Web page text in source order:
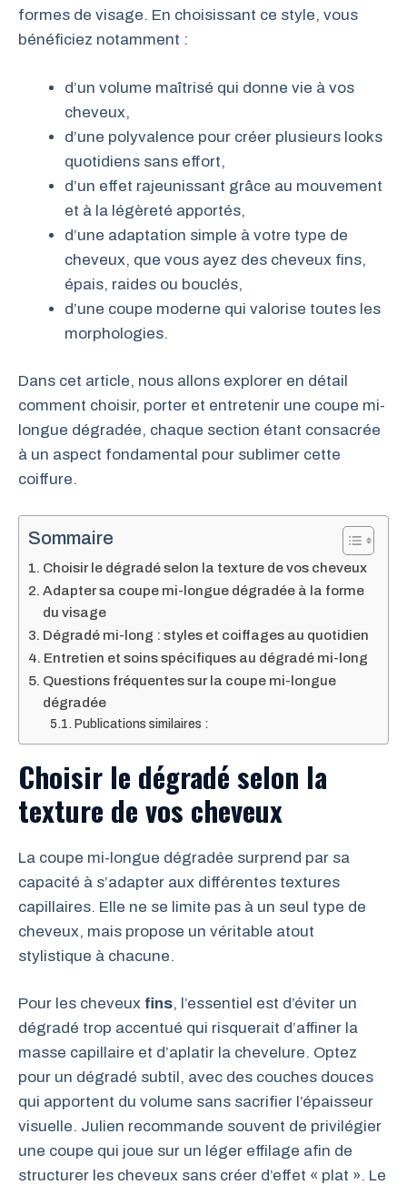
formes de visage. En choisissant ce style, vous
bénéficiez notamment :
d’un volume maîtrisé qui donne vie à vos
cheveux,
d’une polyvalence pour créer plusieurs looks
quotidiens sans effort,
d’un effet rajeunissant grâce au mouvement
et à la légèreté apportés,
d’une adaptation simple à votre type de
cheveux, que vous ayez des cheveux fins,
épais, raides ou bouclés,
d’une coupe moderne qui valorise toutes les
morphologies.
Dans cet article, nous allons explorer en détail
comment choisir, porter et entretenir une coupe mi-
longue dégradée, chaque section étant consacrée
à un aspect fondamental pour sublimer cette
coiffure.
Sommaire
Choisir le dégradé selon la texture de vos cheveux
Adapter sa coupe mi-longue dégradée à la forme
du visage
Dégradé mi-long : styles et coiffages au quotidien
Entretien et soins spécifiques au dégradé mi-long
Questions fréquentes sur la coupe mi-longue
dégradée
Publications similaires :
Choisir le dégradé selon la
texture de vos cheveux
La coupe mi-longue dégradée surprend par sa
capacité à s’adapter aux différentes textures
capillaires. Elle ne se limite pas à un seul type de
cheveux, mais propose un véritable atout
stylistique à chacune.
Pour les cheveux fins, l’essentiel est d’éviter un
dégradé trop accentué qui risquerait d’affiner la
masse capillaire et d’aplatir la chevelure. Optez
pour un dégradé subtil, avec des couches douces
qui apportent du volume sans sacrifier l’épaisseur
visuelle. Julien recommande souvent de privilégier
une coupe qui joue sur un léger effilage afin de
structurer les cheveux sans créer d’effet « plat ». Le